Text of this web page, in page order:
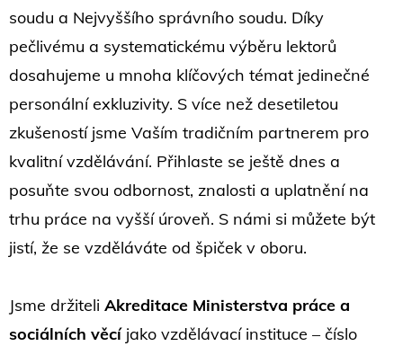
soudu a Nejvyššího správního soudu. Díky
pečlivému a systematickému výběru lektorů
dosahujeme u mnoha klíčových témat jedinečné
personální exkluzivity. S více než desetiletou
zkušeností jsme Vaším tradičním partnerem pro
kvalitní vzdělávání. Přihlaste se ještě dnes a
posuňte svou odbornost, znalosti a uplatnění na
trhu práce na vyšší úroveň. S námi si můžete být
jistí, že se vzděláváte od špiček v oboru.
Jsme držiteli Akreditace Ministerstva práce a
sociálních věcíjako vzdělávací instituce – číslo